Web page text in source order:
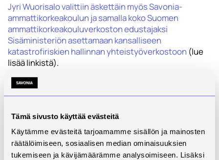
Tämä sivusto käyttää evästeitä
Käytämme evästeitä tarjoamamme sisällön ja mainosten
räätälöimiseen, sosiaalisen median ominaisuuksien
tukemiseen ja kävijämäärämme analysoimiseen. Lisäksi
Jyri Wuorisalo valittiin äskettäin myös Savonia-
ammattikorkeakoulun ja samalla koko Suomen
ammattikorkeakouluverkoston edustajaksi
Sisäministeriön asettamaan kansalliseen
katastrofiriskien hallinnan yhteistyöverkostoon (lue
lisää linkistä).
Juhlassa palkittiin myös Olvin Iisalmen panimo Vuoden
neutraalein -pääpalkinnolla, Mediateko Oy (vuoden
vesiensuojeluyhdistyksestä (Vuoden
ilmastokansalainen) ja Vieremän kunta (Vuoden
ilmastoinnovaatio).